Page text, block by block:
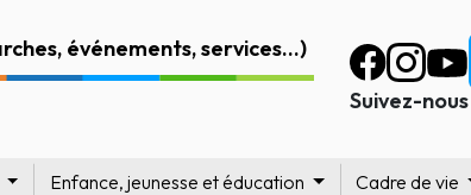
Suivez-nous
Enfance, jeunesse et éducation Cadre de vie